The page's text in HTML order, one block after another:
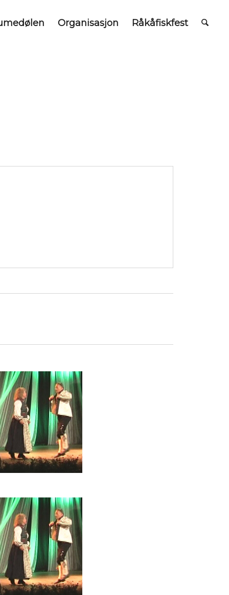
Organisasjon Råkåfiskfest